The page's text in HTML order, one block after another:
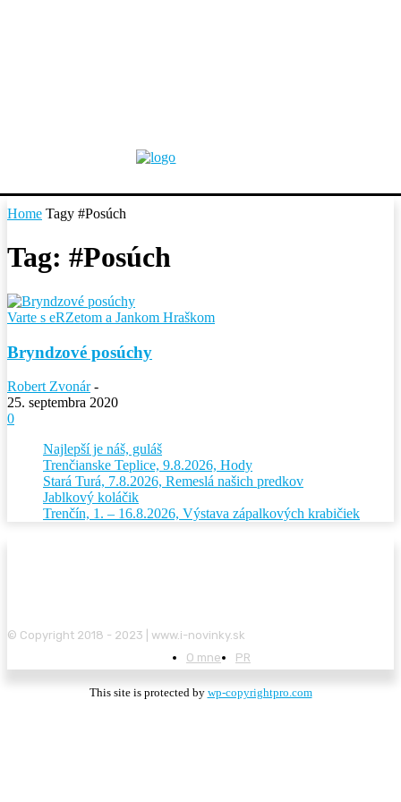
Home Tagy #Posúch
Tag: #Posúch
Varte s eRZetom a Jankom Hraškom
Bryndzové posúchy
Robert Zvonár -
25. septembra 2020
0
Najlepší je náš, guláš
Trenčianske Teplice, 9.8.2026, Hody
Stará Turá, 7.8.2026, Remeslá našich predkov
Jablkový koláčik
Trenčín, 1. – 16.8.2026, Výstava zápalkových krabičiek
© Copyright 2018 - 2023 | www.i-novinky.sk
O mne
PR
This site is protected by wp-copyrightpro.com